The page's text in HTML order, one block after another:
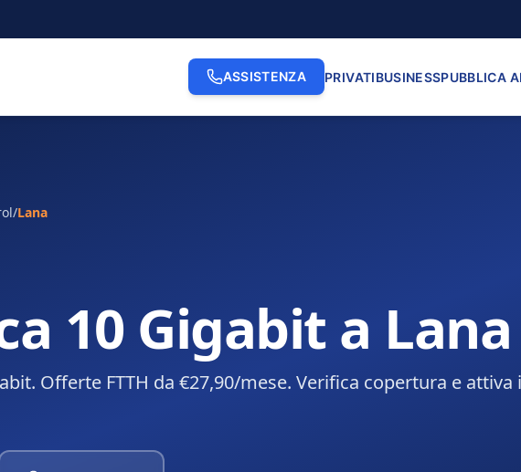
ASSISTENZA PRIVATIBUSINESSPUBBLICA
/Lana
10 Gigabit a Lana
Offerte FTTH da €27,90/mese. Verifica copertura e attiva